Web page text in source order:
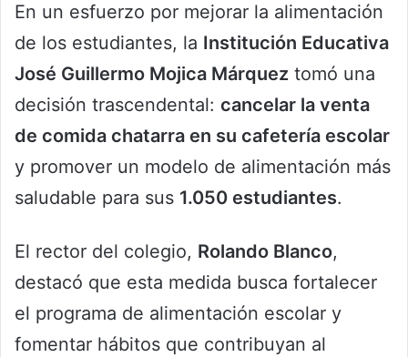
En un esfuerzo por mejorar la alimentación
de los estudiantes, la Institución Educativa
José Guillermo Mojica Márquez tomó una
decisión trascendental: cancelar la venta
de comida chatarra en su cafetería escolar
y promover un modelo de alimentación más
saludable para sus 1.050 estudiantes.
El rector del colegio, Rolando Blanco,
destacó que esta medida busca fortalecer
el programa de alimentación escolar y
fomentar hábitos que contribuyan al